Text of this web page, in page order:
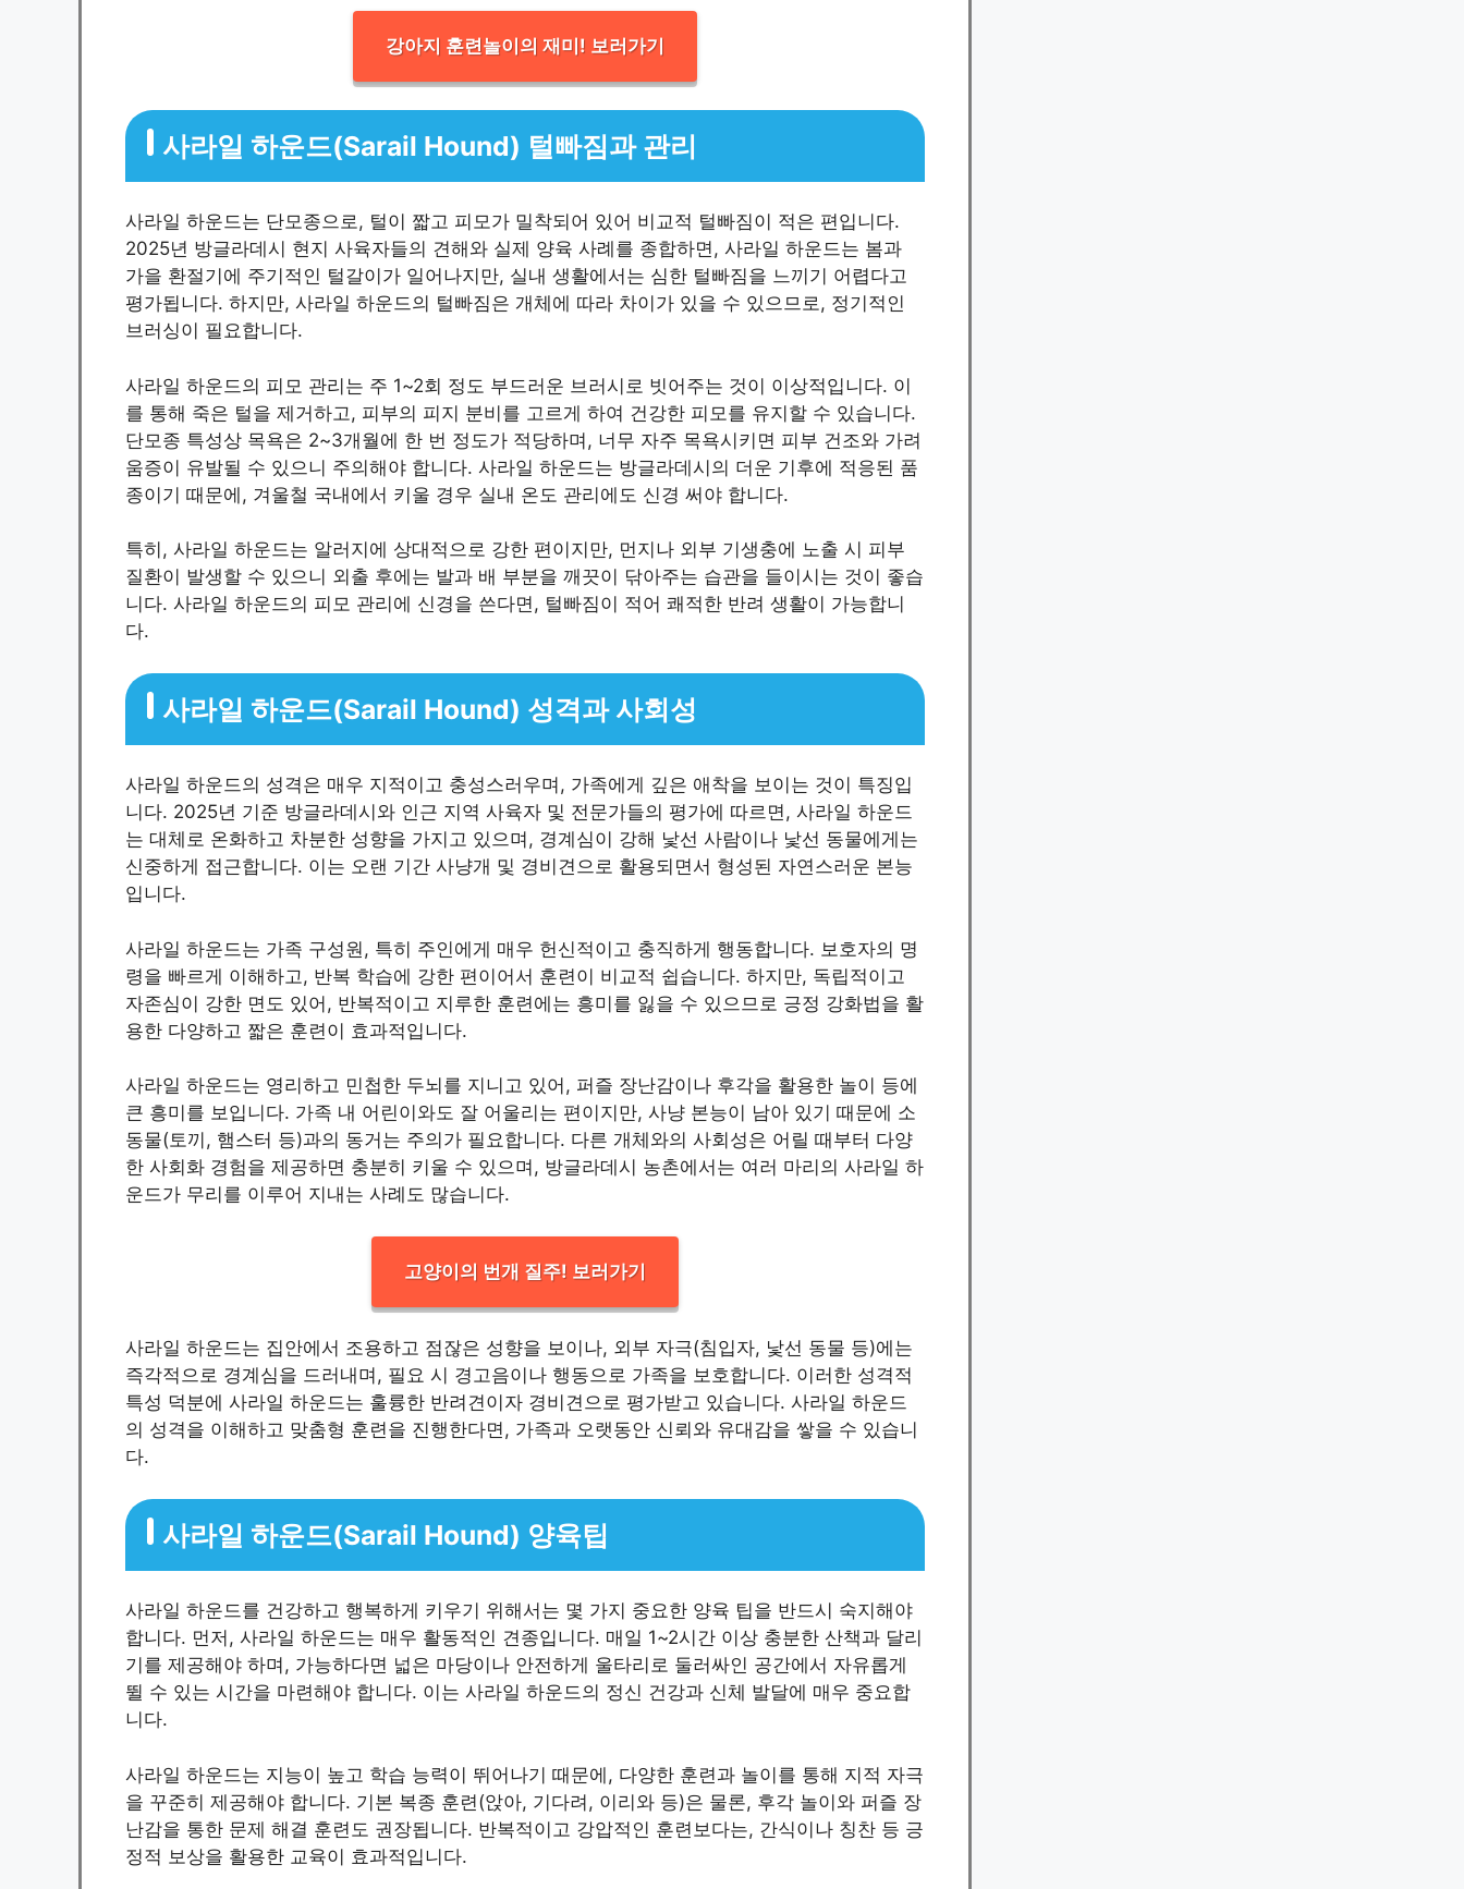
강아지 훈련놀이의 재미! 보러가기
사라일 하운드(Sarail Hound) 털빠짐과 관리
사라일 하운드는 단모종으로, 털이 짧고 피모가 밀착되어 있어 비교적 털빠짐이 적은 편입니다.
2025년 방글라데시 현지 사육자들의 견해와 실제 양육 사례를 종합하면, 사라일 하운드는 봄과
가을 환절기에 주기적인 털갈이가 일어나지만, 실내 생활에서는 심한 털빠짐을 느끼기 어렵다고
평가됩니다. 하지만, 사라일 하운드의 털빠짐은 개체에 따라 차이가 있을 수 있으므로, 정기적인
브러싱이 필요합니다.
사라일 하운드의 피모 관리는 주 1~2회 정도 부드러운 브러시로 빗어주는 것이 이상적입니다. 이
를 통해 죽은 털을 제거하고, 피부의 피지 분비를 고르게 하여 건강한 피모를 유지할 수 있습니다.
단모종 특성상 목욕은 2~3개월에 한 번 정도가 적당하며, 너무 자주 목욕시키면 피부 건조와 가려
움증이 유발될 수 있으니 주의해야 합니다. 사라일 하운드는 방글라데시의 더운 기후에 적응된 품
종이기 때문에, 겨울철 국내에서 키울 경우 실내 온도 관리에도 신경 써야 합니다.
특히, 사라일 하운드는 알러지에 상대적으로 강한 편이지만, 먼지나 외부 기생충에 노출 시 피부
질환이 발생할 수 있으니 외출 후에는 발과 배 부분을 깨끗이 닦아주는 습관을 들이시는 것이 좋습
니다. 사라일 하운드의 피모 관리에 신경을 쓴다면, 털빠짐이 적어 쾌적한 반려 생활이 가능합니
다.
사라일 하운드(Sarail Hound) 성격과 사회성
사라일 하운드의 성격은 매우 지적이고 충성스러우며, 가족에게 깊은 애착을 보이는 것이 특징입
니다. 2025년 기준 방글라데시와 인근 지역 사육자 및 전문가들의 평가에 따르면, 사라일 하운드
는 대체로 온화하고 차분한 성향을 가지고 있으며, 경계심이 강해 낯선 사람이나 낯선 동물에게는
신중하게 접근합니다. 이는 오랜 기간 사냥개 및 경비견으로 활용되면서 형성된 자연스러운 본능
입니다.
사라일 하운드는 가족 구성원, 특히 주인에게 매우 헌신적이고 충직하게 행동합니다. 보호자의 명
령을 빠르게 이해하고, 반복 학습에 강한 편이어서 훈련이 비교적 쉽습니다. 하지만, 독립적이고
자존심이 강한 면도 있어, 반복적이고 지루한 훈련에는 흥미를 잃을 수 있으므로 긍정 강화법을 활
용한 다양하고 짧은 훈련이 효과적입니다.
사라일 하운드는 영리하고 민첩한 두뇌를 지니고 있어, 퍼즐 장난감이나 후각을 활용한 놀이 등에
큰 흥미를 보입니다. 가족 내 어린이와도 잘 어울리는 편이지만, 사냥 본능이 남아 있기 때문에 소
동물(토끼, 햄스터 등)과의 동거는 주의가 필요합니다. 다른 개체와의 사회성은 어릴 때부터 다양
한 사회화 경험을 제공하면 충분히 키울 수 있으며, 방글라데시 농촌에서는 여러 마리의 사라일 하
운드가 무리를 이루어 지내는 사례도 많습니다.
고양이의 번개 질주! 보러가기
사라일 하운드는 집안에서 조용하고 점잖은 성향을 보이나, 외부 자극(침입자, 낯선 동물 등)에는
즉각적으로 경계심을 드러내며, 필요 시 경고음이나 행동으로 가족을 보호합니다. 이러한 성격적
특성 덕분에 사라일 하운드는 훌륭한 반려견이자 경비견으로 평가받고 있습니다. 사라일 하운드
의 성격을 이해하고 맞춤형 훈련을 진행한다면, 가족과 오랫동안 신뢰와 유대감을 쌓을 수 있습니
다.
사라일 하운드(Sarail Hound) 양육팁
사라일 하운드를 건강하고 행복하게 키우기 위해서는 몇 가지 중요한 양육 팁을 반드시 숙지해야
합니다. 먼저, 사라일 하운드는 매우 활동적인 견종입니다. 매일 1~2시간 이상 충분한 산책과 달리
기를 제공해야 하며, 가능하다면 넓은 마당이나 안전하게 울타리로 둘러싸인 공간에서 자유롭게
뛸 수 있는 시간을 마련해야 합니다. 이는 사라일 하운드의 정신 건강과 신체 발달에 매우 중요합
니다.
사라일 하운드는 지능이 높고 학습 능력이 뛰어나기 때문에, 다양한 훈련과 놀이를 통해 지적 자극
을 꾸준히 제공해야 합니다. 기본 복종 훈련(앉아, 기다려, 이리와 등)은 물론, 후각 놀이와 퍼즐 장
난감을 통한 문제 해결 훈련도 권장됩니다. 반복적이고 강압적인 훈련보다는, 간식이나 칭찬 등 긍
정적 보상을 활용한 교육이 효과적입니다.